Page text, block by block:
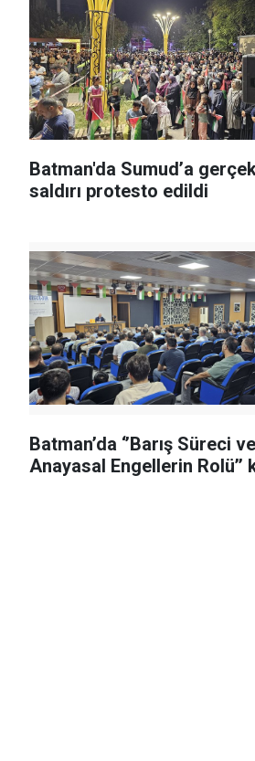
Batman'da Sumud’a
saldırı protesto edildi
Batman’da ‘’Barış Süreci ve
Anayasal Engellerin Rolü’’